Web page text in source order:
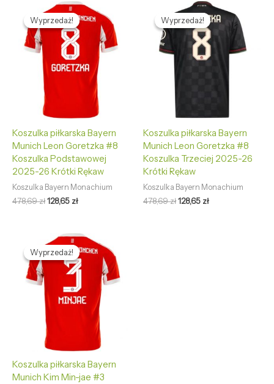
Wyprzedaż!
Wyprzedaż!
Koszulka piłkarska Bayern
Munich Leon Goretzka #8
Koszulka Podstawowej
2025-26 Krótki Rękaw
Koszulka Bayern Monachium
478,69zł
Pierwotna
cena
wynosiła:
478,69 zł.
128,65 zł
Aktualna
cena
wynosi:
128,65 zł.
Wyprzedaż!
Wyprzedaż!
Koszulka piłkarska Bayern
Munich Leon Goretzka #8
Koszulka Trzeciej 2025-26
Krótki Rękaw
Koszulka Bayern Monachium
478,69zł
Pierwotna
cena
wynosiła:
478,69 zł.
128,65 zł
Aktualna
cena
wynosi:
128,65 zł.
Wyprzedaż!
Wyprzedaż!
Koszulka piłkarska Bayern
Munich Kim Min-jae #3
Pierwotna
cena
wynosiła:
478,69 zł.
Aktualna
cena
wynosi:
128,65 zł.